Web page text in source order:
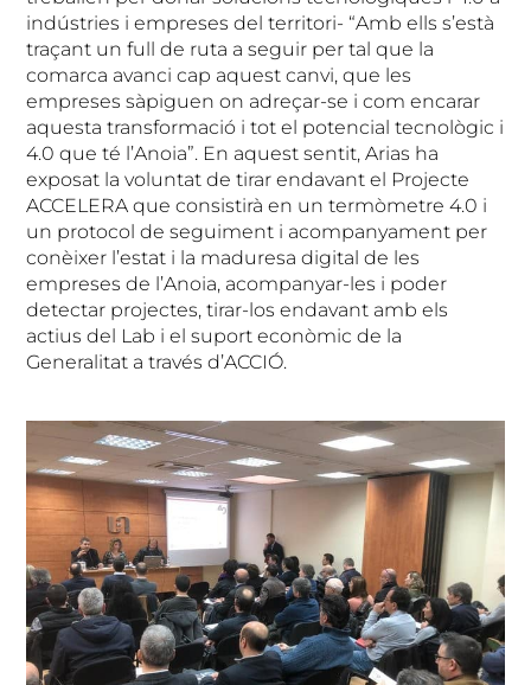
indústries i empreses del territori- “Amb ells s’està
traçant un full de ruta a seguir per tal que la
comarca avanci cap aquest canvi, que les
empreses sàpiguen on adreçar-se i com encarar
aquesta transformació i tot el potencial tecnològic i
4.0 que té l’Anoia”. En aquest sentit, Arias ha
exposat la voluntat de tirar endavant el Projecte
ACCELERA que consistirà en un termòmetre 4.0 i
un protocol de seguiment i acompanyament per
conèixer l’estat i la maduresa digital de les
empreses de l’Anoia, acompanyar-les i poder
detectar projectes, tirar-los endavant amb els
actius del Lab i el suport econòmic de la
Generalitat a través d’ACCIÓ.